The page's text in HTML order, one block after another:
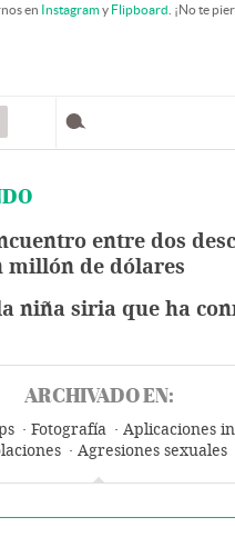
en Instagramy Flipboard . ¡No te
entre dos
millón de dólares
niña siria que ha
ARCHIVADO EN:
Fotografía
Aplicaciones
Agresiones sexuales
movilidad
Tecnología